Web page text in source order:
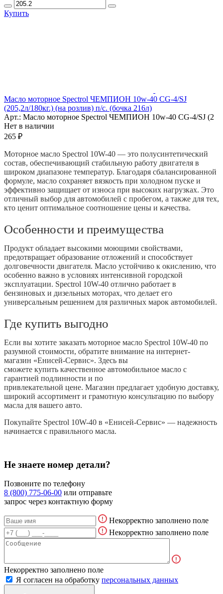
Купить
Масло моторное Spectrol ЧЕМПИОН 10w-40 CG-4/SJ
(205,2л/180кг.) (на розлив) п/с. (бочка 216л)
Арт.: Масло моторное Spectrol ЧЕМПИОН 10w-40 CG-4/SJ (2
Нет в наличии
265 ₽
Моторное масло Spectrol 10W-40 — это полусинтетический
состав, обеспечивающий стабильную работу двигателя в
широком диапазоне температур. Благодаря сбалансированной
формуле, масло сохраняет вязкость при холодном пуске и
эффективно защищает от износа при высоких нагрузках. Это
отличный выбор для автомобилей с пробегом, а также для тех,
кто ценит оптимальное соотношение цены и качества.
Особенности и преимущества
Продукт обладает высокими моющими свойствами,
предотвращает образование отложений и способствует
долговечности двигателя. Масло устойчиво к окислению, что
особенно важно в условиях интенсивной городской
эксплуатации. Spectrol 10W-40 отлично работает в
бензиновых и дизельных моторах, что делает его
универсальным решением для различных марок автомобилей.
Где купить выгодно
Если вы хотите заказать моторное масло Spectrol 10W-40 по
разумной стоимости, обратите внимание на интернет-
магазин «Енисей-Сервис». Здесь вы
сможете купить качественное автомобильное масло с
гарантией подлинности и по
привлекательной цене. Магазин предлагает удобную доставку,
широкий ассортимент и грамотную консультацию по выбору
масла для вашего авто.
Покупайте Spectrol 10W-40 в «Енисей-Сервис» — надежность
начинается с правильного масла.
Не знаете номер детали?
Позвоните по телефону
8 (800) 775-06-00 или отправьте
запрос через контактную форму
Некорректно заполнено поле
Некорректно заполнено поле
Некорректно заполнено поле
Я согласен на обработку персональных данных